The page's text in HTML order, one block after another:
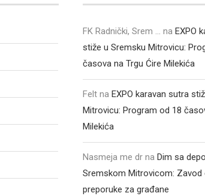
FK Radnički, Srem ... naEXPO
stiže u Sremsku Mitrovicu:
časova na Trgu Ćire Milekića
Felt naEXPO karavan sutra
Mitrovicu: Program od 18
Milekića
Nasmeja me dr naDim sa
Sremskom Mitrovicom: Zavod
preporuke za građane